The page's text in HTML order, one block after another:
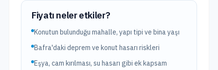
Fiyatı neler etkiler?
Konutun bulunduğu mahalle, yapı tipi ve bina yaşı
Bafra'daki deprem ve konut hasarı riskleri
Eşya, cam kırılması, su hasarı gibi ek kapsam